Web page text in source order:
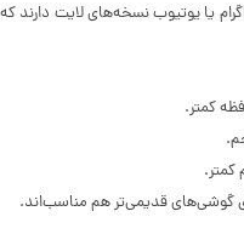
یا یوتیوب نسخه‌های لایت دارند که
کمتر.
کمتر.
گوشی‌های قدیمی‌تر هم مناسب‌اند.